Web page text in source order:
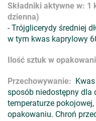
Składniki aktywne w: 1
dzienna)
- Trójglicerydy średniej
w tym kwas kaprylowy
Ilość sztuk w
Przechowywanie:
sposób niedostępny dla
temperaturze
opakowaniu. Chroń